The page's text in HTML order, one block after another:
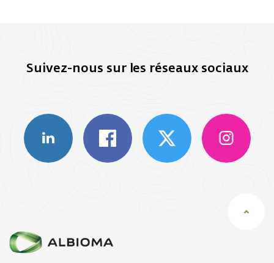
Suivez-nous sur les réseaux sociaux